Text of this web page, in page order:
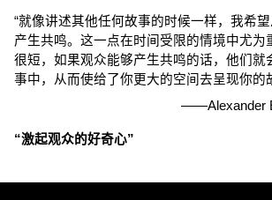
“就像讲述其他任何故事的时候一样，我希
产生共鸣。这一点在时间受限的情境中尤为
很短，如果观众能够产生共鸣的话，他们就
事中，从而使给了你更大的空间去呈现你的
——Alexander
“激起观众的好奇心”